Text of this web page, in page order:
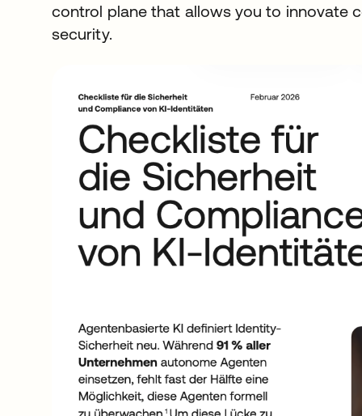
control plane that allows you to innovate
security.